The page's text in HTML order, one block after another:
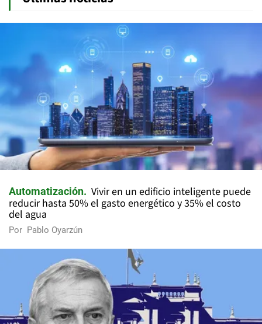
Automatización
Vivir en un edificio inteligente puede
reducir hasta 50% el gasto energético y 35% el costo
del agua
Por Pablo Oyarzún